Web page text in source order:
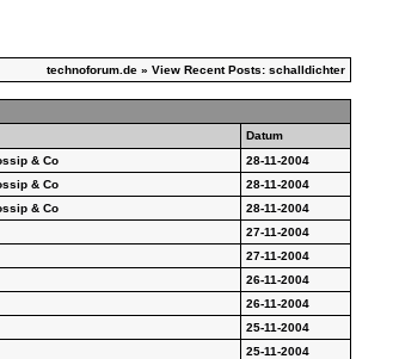
technoforum.de » View Recent Posts: schalldichter
Datum
& Co
28-11-2004
& Co
28-11-2004
& Co
28-11-2004
27-11-2004
27-11-2004
26-11-2004
26-11-2004
25-11-2004
25-11-2004